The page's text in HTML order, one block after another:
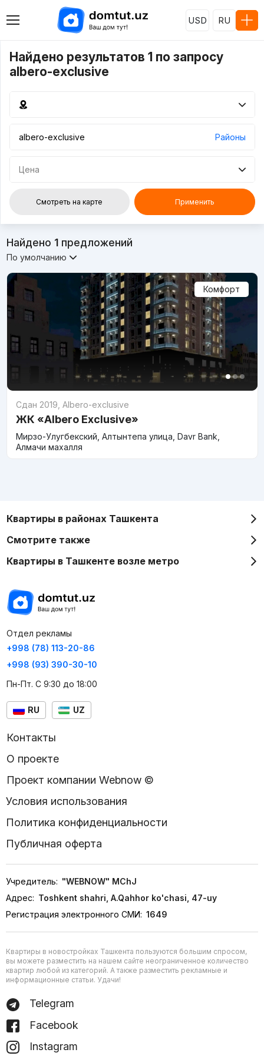
USD RU
Найдено результатов 1 по запросу
albero-exclusive
Районы
Цена
Смотреть на карте Применить
Найдено 1предложений
По умолчанию
Комфорт
Сдан 2019 Albero-exclusive
ЖК «Albero Exclusive»
Мирзо-Улугбекский, Алтынтепа улица, Davr Bank,
Алмачи махалля
Квартиры в районах Ташкента
Смотрите также
Квартиры в Ташкенте возле метро
Отдел рекламы
+998 (78) 113-20-86
+998 (93) 390-30-10
Пн-Пт. С 9:30 до 18:00
RU UZ
Контакты
О проекте
Проект компании Webnow ©
Условия использования
Политика конфиденциальности
Публичная оферта
Учредитель: "WEBNOW" MChJ
Адрес: Toshkent shahri, A.Qahhor ko'chasi, 47-uy
Регистрация электронного СМИ: 1649
Квартиры в новостройках Ташкента пользуются большим спросом,
вы можете разместить на нашем сайте неограниченное количество
квартир любой из категорий. А также разместить рекламные и
информационные статьи. Удачи!
Telegram
Facebook
Instagram